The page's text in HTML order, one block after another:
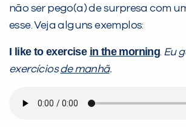
não ser pego(a) de surpresa com
esse. Veja alguns exemplos:
I like to exercise in the morning. Eu
exercíciosde manhã.